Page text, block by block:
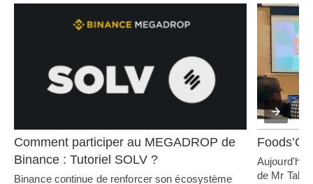
Comment participer au MEGADROP de
Binance : Tutoriel SOLV ?
Binance continue de renforcer son écosystème
Aujourd'hui
de Mr